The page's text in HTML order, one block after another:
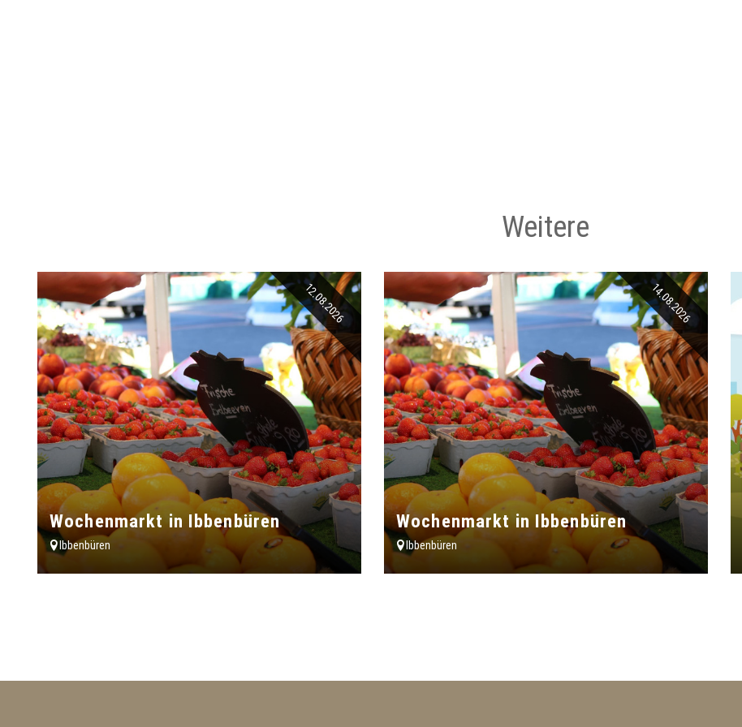
Weitere
12.08.2026
Wochenmarkt in Ibbenbüren
Ibbenbüren
14.08.2026
Wochenmarkt in Ibbenbüren
Ibbenbüren